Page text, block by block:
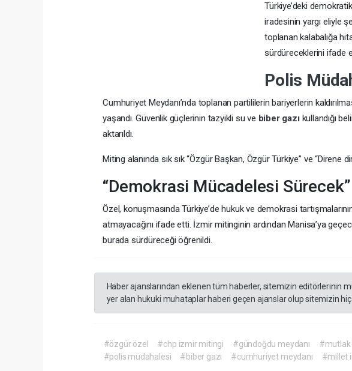
Türkiye’deki
iradesinin yargı eliyle
toplanan kalabalığa
sürdüreceklerini ifade
Polis
Cumhuriyet Meydanı’nda toplanan partililerin bariyerlerin
yaşandı. Güvenlik güçlerinin tazyikli su ve biber gazı kullandığı
aktarıldı.
Miting alanında sık sık “Özgür Başkan, Özgür Türkiye” ve “Direne
“Demokrasi Mücadelesi Sürecek”
Özel, konuşmasında Türkiye’de hukuk ve demokrasi
atmayacağını ifade etti. İzmir mitinginin ardından Manisa’ya
burada sürdüreceği öğrenildi.
Haber ajanslarından eklenen tüm haberler, sitemizin editörlerinin
yer alan hukuki muhataplar haberi geçen ajanslar olup sitemizin
#özgür özel #chp izmir mitingi #gündoğdu meydanı #mutlak
#polis müdahalesi
#biber gazı #cumhuriyet meydanı #millet